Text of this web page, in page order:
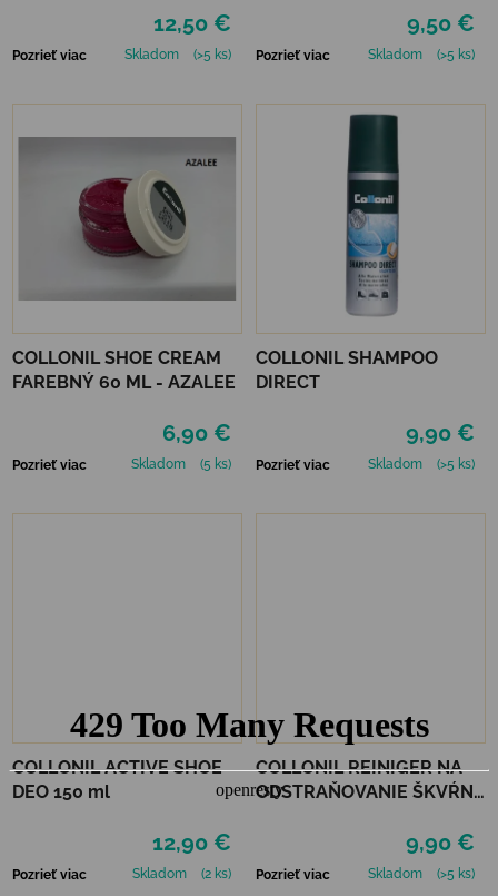
12,50 €
Pozrieť viac Skladom (>5 ks)
9,50 €
Pozrieť viac Skladom (>5 ks)
COLLONIL SHOE CREAM
FAREBNÝ 60 ML - AZALEE
6,90 €
Pozrieť viac Skladom (5 ks)
COLLONIL SHAMPOO
DIRECT
9,90 €
Pozrieť viac Skladom (>5 ks)
COLLONIL ACTIVE SHOE
DEO 150 ml
12,90 €
Pozrieť viac Skladom (2 ks)
COLLONIL REINIGER NA
ODSTRAŇOVANIE ŠKVŔN
9,90 €
Pozrieť viac Skladom (>5 ks)